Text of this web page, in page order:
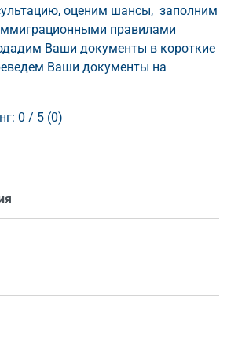
оценим шансы, заполним
правилами
Ваши документы в короткие
Ваши документы на
0 / 5 (0)